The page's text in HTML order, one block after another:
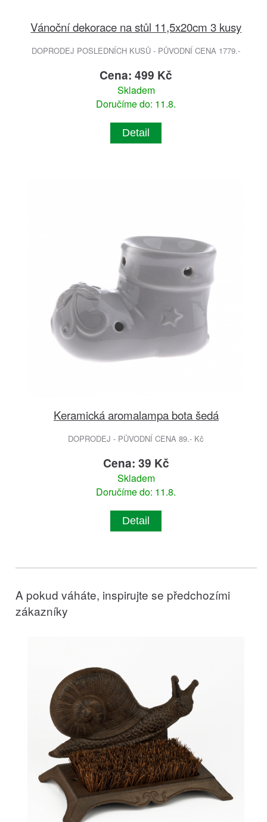
Vánoční dekorace na stůl 11,5x20cm 3 kusy
DOPRODEJ POSLEDNÍCH KUSŮ - PŮVODNÍ CENA 1779.-
Cena: 499 Kč
Skladem
Doručíme do: 11.8.
Detail
Keramická aromalampa bota šedá
DOPRODEJ - PŮVODNÍ CENA 89.- Kč
Cena: 39 Kč
Skladem
Doručíme do: 11.8.
Detail
A pokud váháte, inspirujte se předchozími
zákazníky